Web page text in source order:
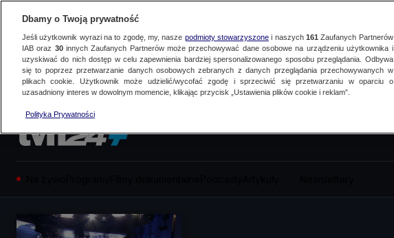
Dbamy o Twoją prywatność
Jeśli użytkownik wyrazi na to zgodę, my, nasze podmioty stowarzyszonei naszych 161 Zaufanych Partnerów
IAB oraz 30innych Zaufanych Partnerów może przechowywać dane osobowe na urządzeniu użytkownika i
uzyskiwać do nich dostęp w celu zapewnienia bardziej spersonalizowanego sposobu przeglądania. Odbywa
się to poprzez przetwarzanie danych osobowych zebranych z danych przeglądania przechowywanych w
plikach cookie. Użytkownik może udzielić/wycofać zgodę i sprzeciwić się przetwarzaniu w oparciu o
uzasadniony interes w dowolnym momencie, klikając przycisk „Ustawienia plików cookie i reklam”.
Polityka Prywatności